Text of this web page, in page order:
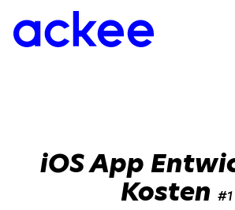
iOS App
Kosten #1